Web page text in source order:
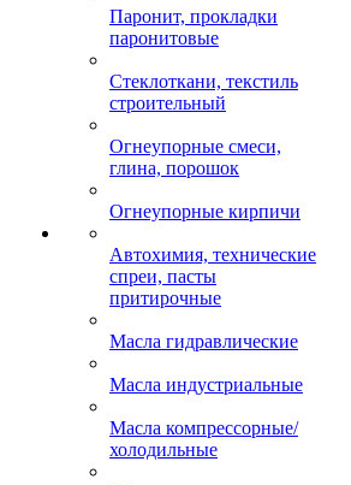
Паронит, прокладки
паронитовые
Стеклоткани, текстиль
строительный
Огнеупорные смеси,
глина, порошок
Огнеупорные кирпичи
Автохимия, технические
спреи, пасты
притирочные
Масла гидравлические
Масла индустриальные
Масла компрессорные/
холодильные